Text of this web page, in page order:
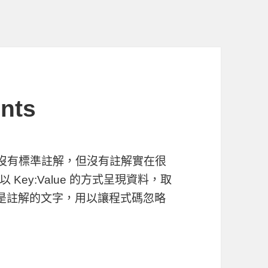
有標準註解，但沒有註解實在很
Key:Value 的方式呈現資料，取
註解的文字，用以讓程式碼忽略